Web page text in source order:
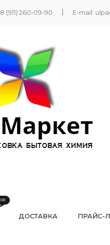
8 (911) 260-09-90 E-mail:
ДОСТАВКА ПРАЙС-